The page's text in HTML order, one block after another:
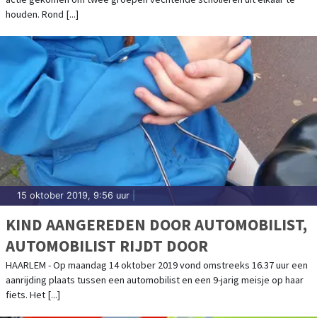
houden. Rond [...]
15 oktober 2019, 9:56 uur
KIND AANGEREDEN DOOR AUTOMOBILIST,
AUTOMOBILIST RIJDT DOOR
HAARLEM - Op maandag 14 oktober 2019 vond omstreeks 16.37 uur een
aanrijding plaats tussen een automobilist en een 9-jarig meisje op haar
fiets. Het [...]